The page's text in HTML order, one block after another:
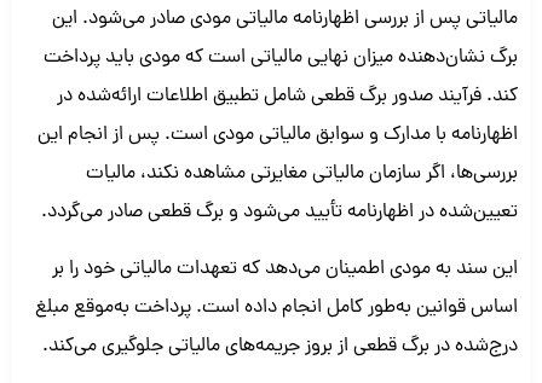
مالیاتی پس از بررسی اظهارنامه مالیاتی مودی صادر می‌شود. این
برگ نشان‌دهنده میزان نهایی مالیاتی است که مودی باید پرداخت
کند. فرآیند صدور برگ قطعی شامل تطبیق اطلاعات ارائه‌شده در
اظهارنامه با مدارک و سوابق مالیاتی مودی است. پس از انجام این
بررسی‌ها، اگر سازمان مالیاتی مغایرتی مشاهده نکند، مالیات
تعیین‌شده در اظهارنامه تأیید می‌شود و برگ قطعی صادر می‌گردد.
این سند به مودی اطمینان می‌دهد که تعهدات مالیاتی خود را بر
اساس قوانین به‌طور کامل انجام داده است. پرداخت به‌موقع مبلغ
درج‌شده در برگ قطعی از بروز جریمه‌های مالیاتی جلوگیری می‌کند.